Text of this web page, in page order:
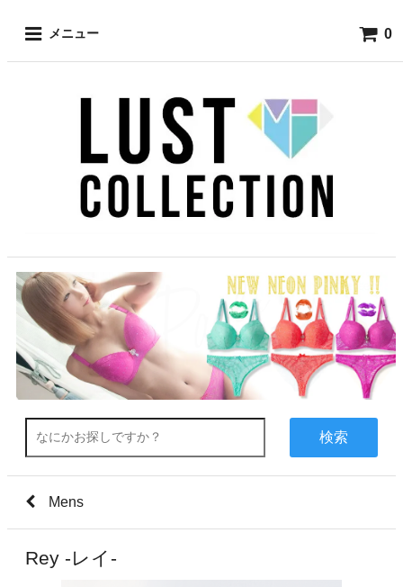
メニュー 0
検索
Mens
Rey -レイ-